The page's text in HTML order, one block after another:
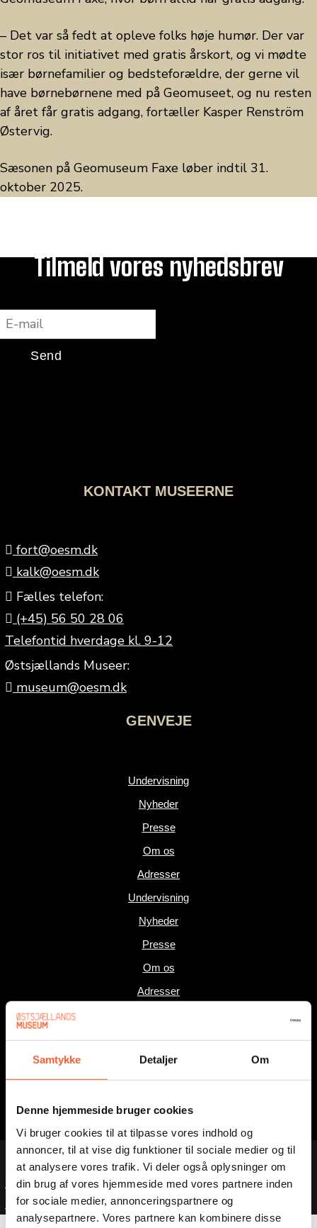
Samtykke Detaljer Om
Denne hjemmeside bruger cookies
Vi bruger cookies til at tilpasse vores indhold og
annoncer, til at vise dig funktioner til sociale medier og til
at analysere vores trafik. Vi deler også oplysninger om
din brug af vores hjemmeside med vores partnere inden
for sociale medier, annonceringspartnere og
analysepartnere. Vores partnere kan kombinere disse
– Det var så fedt at opleve folks høje humør. Der var
stor ros til initiativet med gratis årskort, og vi mødte
især børnefamilier og bedsteforældre, der gerne vil
have børnebørnene med på Geomuseet, og nu resten
af året får gratis adgang, fortæller Kasper Renström
Østervig.
Sæsonen på Geomuseum Faxe løber indtil 31.
oktober 2025.
Tilmeld vores nyhedsbrev
Send
KONTAKT MUSEERNE
fort@oesm.dk
kalk@oesm.dk
Fælles telefon:
(+45) 56 50 28 06
Telefontid hverdage kl. 9-12
Østsjællands Museer:
museum@oesm.dk
GENVEJE
Undervisning
Nyheder
Presse
Om os
Adresser
Undervisning
Nyheder
Presse
Om os
Adresser
LinkedIn
© 2025 Østsjællands Museer
Privatlivspolitik
Handelsbetingeler